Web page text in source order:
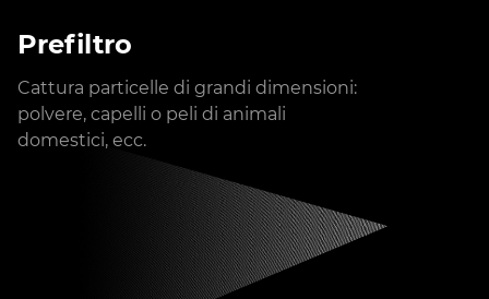
Prefiltro
Cattura particelle di grandi dimensioni:
polvere, capelli o peli di animali
domestici, ecc.